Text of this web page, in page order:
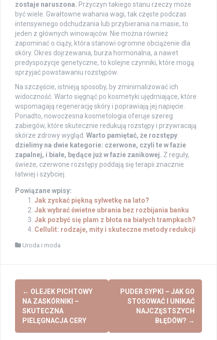
zostaje naruszona. Przyczyn takiego stanu rzeczy może
być wiele. Gwałtowne wahania wagi, tak częste podczas
intensywnego odchudzania lub przybierania na masie, to
jeden z głównych winowajców. Nie można również
zapominać o ciąży, która stanowi ogromne obciążenie dla
skóry. Okres dojrzewania, burza hormonalna, a nawet
predyspozycje genetyczne, to kolejne czynniki, które mogą
sprzyjać powstawaniu rozstępów.
Na szczęście, istnieją sposoby, by zminimalizować ich
widoczność. Warto sięgnąć po kosmetyki ujędrniające, które
wspomagają regenerację skóry i poprawiają jej napięcie.
Ponadto, nowoczesna kosmetologia oferuje szereg
zabiegów, które skutecznie redukują rozstępy i przywracają
skórze zdrowy wygląd. Warto pamiętać, że rozstępy
dzielimy na dwie kategorie: czerwone, czyli te w fazie
zapalnej, i białe, będące już w fazie zanikowej. Z reguły,
świeże, czerwone rozstępy poddają się terapii znacznie
łatwiej i szybciej.
Powiązane wpisy:
Jak zyskać piękną sylwetkę na lato?
Jak wybrać świetne ubrania bez rozbijania banku
Jak pozbyć się plam z błota na białych trampkach?
Cellulit: rodzaje, mity i skuteczne metody redukcji
Uroda i moda
Post
navigation
← OLEJEK PICHTOWY
NA ZASKÓRNIKI –
SKUTECZNA
PIELĘGNACJA CERY
PUDER SYPKI – JAK GO
STOSOWAĆ I UNIKAĆ
NAJCZĘSTSZYCH
BŁĘDÓW? →